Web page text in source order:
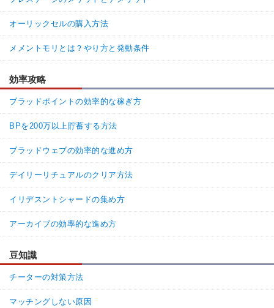
オーリックセルの購入方法
メメントモリとは？やり方と発動条件
効率攻略
ブラッドポイントの効率的な稼ぎ方
BPを200万以上貯蓄する方法
ブラッドウェブの効率的な進め方
デイリーリチュアルのクリア方法
イリデスントシャードの集め方
アーカイブの効率的な進め方
豆知識
チーターの対策方法
マッチングしない原因